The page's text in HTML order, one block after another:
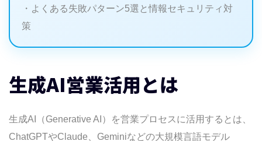
文面自動生成
信
事例4：提案書スライドの自動下書き
ネクストアクション抽出
事例6：インサイドセールスのスクリプト自
・よくある失敗パターン5選と情報セキュリティ対
策
生成AI営業活用とは
生成AI（Generative AI）を営業プロセスに活用するとは、
ChatGPTやClaude、Geminiなどの大規模言語モデル